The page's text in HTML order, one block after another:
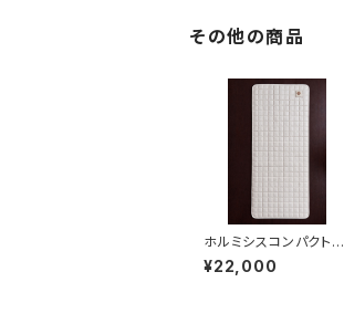
その他の商品
ホルミシスコンパクトケ
アパッドrealme®︎noo
k
¥22,000